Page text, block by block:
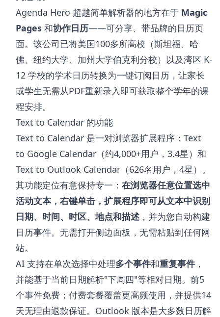
Agenda Hero 超越简单解析器的地方在于 Magic
Pages 和协作日历——可分享、带品牌的日历页
面。该公司已将美国100多所高校（斯坦福、哈
佛、纽约大学、加州大学伯克利分校）以及湾区 K-
12 学校的学术日历转换为一键订阅日历，让家长
或学生无需从PDF重新录入即可获取整个学年的课
程安排。
Text to Calendar 的功能
Text to Calendar 是一对浏览器扩展程序： Text
to Google Calendar （约4,000+用户，3.4星）和
Text to Outlook Calendar （626名用户，4星）。
其功能定位有意保持专一： 在浏览器任意位置选中
活动文本，右键单击，扩展程序即可从文本中识别
日期、时间、时区、地点和描述 ，并为您自动构建
日历事件。无需打开侧边面板，无需粘贴到任何网
站。
AI 支持在单次选择中处理多个事件和重复事件，
并能基于当前日期解析"下周四"等相对日期。前5
个事件免费；付费套餐覆盖更高频使用，并提供14
天无理由退款保证。Outlook 版本是大多数日历解